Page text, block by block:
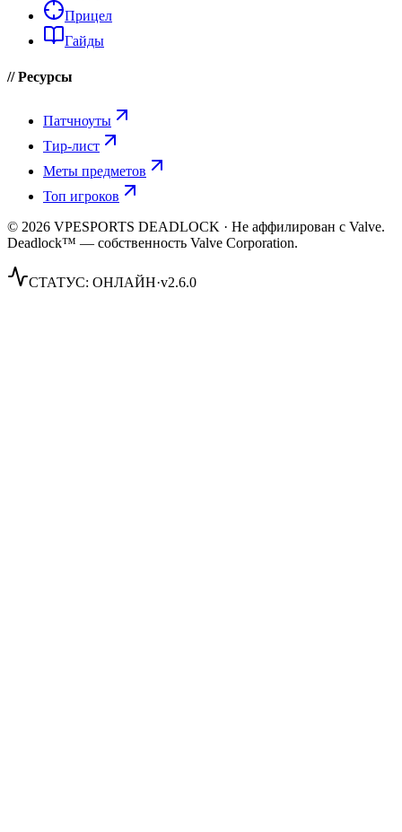
Прицел
Гайды
// Ресурсы
Патчноуты
Тир-лист
Меты предметов
Топ игроков
© 2026 VPESPORTS DEADLOCK · Не аффилирован с Valve.
Deadlock™ — собственность Valve Corporation.
СТАТУС: ОНЛАЙН·v2.6.0